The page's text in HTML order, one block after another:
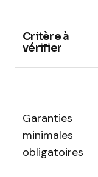
Critère à
vérifier
Garanties
minimales
obligatoires